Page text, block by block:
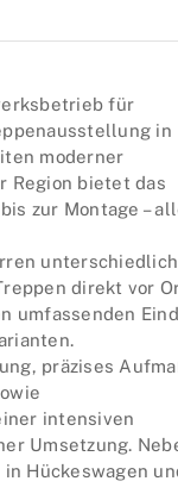
für
in
moderner
Region bietet das
zur Montage –
direkt vor
umfassenden
präzises
intensiven
Umsetzung.
Hückeswagen